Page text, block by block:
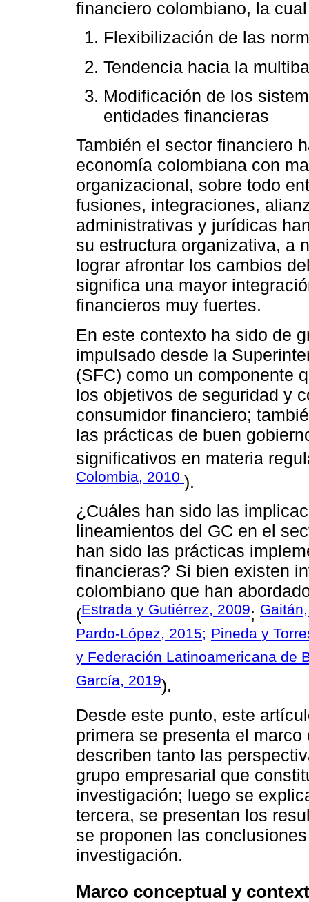
financiero colombiano, la
Flexibilización de las
Tendencia hacia la
Modificación de los
entidades financieras
También el sector financiero
economía colombiana con
organizacional, sobre todo
fusiones, integraciones,
administrativas y jurídicas
su estructura organizativa, a
lograr afrontar los cambios
significa una mayor
financieros muy fuertes.
En este contexto ha sido de
impulsado desde la
(SFC) como un componente
los objetivos de seguridad y
consumidor financiero;
las prácticas de buen
significativos en materia
Colombia, 2010 ).
¿Cuáles han sido las
lineamientos del GC en el
han sido las prácticas
financieras? Si bien existen
colombiano que han
(Estrada y Gutiérrez, 2009;
Pardo-López, 2015; Pineda y
y Federación Latinoamericana de
García, 2019).
Desde este punto, este
primera se presenta el
describen tanto las
grupo empresarial que
investigación; luego se
tercera, se presentan los
se proponen las
investigación.
Marco conceptual y